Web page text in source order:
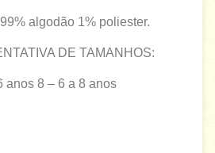
algodão 1% poliester.
DE TAMANHOS:
anos 8 – 6 a 8 anos